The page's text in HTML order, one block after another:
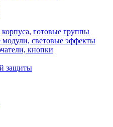
готовые группы
модули, световые эффекты
кнопки
защиты